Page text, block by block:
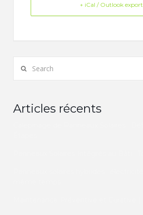
+ iCal / Outlook export
Articles récents